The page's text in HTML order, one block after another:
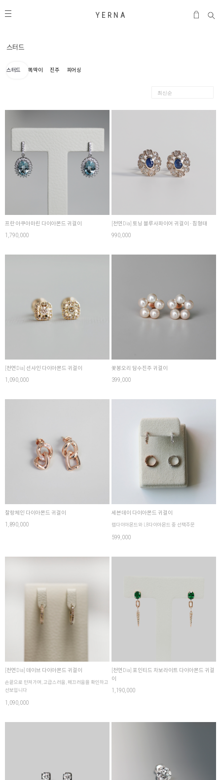
Y E R N A
스터드
스터드 똑딱이 진주 피어싱
프란 아쿠아마린 다이아몬드 귀걸이
1,790,000
[천연Dia] 토닝 블루사파이어 귀걸이 - 침형태
990,000
[천연Dia] 선샤인 다이아몬드 귀걸이
1,090,000
꽃봉오리 담수진주 귀걸이
399,000
찰랑체인 다이아몬드 귀걸이
1,890,000
세븐데이 다이아몬드 귀걸이
랩다이아몬드와 LB다이아몬드 중 선택주문
599,000
[천연Dia] 데이브 다이아몬드 귀걸이
손끝으로 만져가며, 고급스러움, 매끄러움을 확인하고
선보입니다
1,090,000
[천연Dia] 포인티드 차보라이트 다이아몬드 귀걸
이
1,190,000